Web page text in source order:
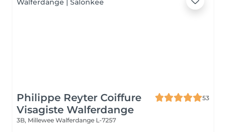
Philippe Reyter Coiffure
Visagiste Walferdange
53
3B, Millewee Walferdange L-7257